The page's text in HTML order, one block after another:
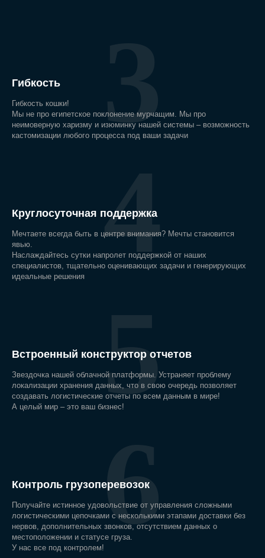
Гибкость
Гибкость кошки!
Мы не про египетское поклонение мурчащим. Мы про
неимоверную харизму и изюминку нашей системы – возможность
кастомизации любого процесса под ваши задачи
3
Круглосуточная поддержка
Мечтаете всегда быть в центре внимания? Мечты становится
явью.
Наслаждайтесь сутки напролет поддержкой от наших
специалистов, тщательно оценивающих задачи и генерирующих
идеальные решения
4
Встроенный конструктор отчетов
Звездочка нашей облачной платформы. Устраняет проблему
локализации хранения данных, что в свою очередь позволяет
создавать логистические отчеты по всем данным в мире!
А целый мир – это ваш бизнес!5
Контроль грузоперевозок
Получайте истинное удовольствие от управления сложными
логистическими цепочками с несколькими этапами доставки без
нервов, дополнительных звонков, отсутствием данных о
местоположении и статусе груза.
У нас все под контролем!6